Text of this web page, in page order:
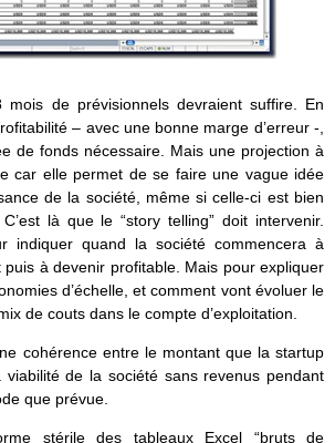
mois de prévisionnels devraient suffire. En
– avec une bonne marge d’erreur -,
de fonds nécessaire. Mais une projection à
car elle permet de se faire une vague idée
de la société, même si celle-ci est bien
là que le “story telling” doit intervenir.
indiquer quand la société commencera à
à devenir profitable. Mais pour expliquer
d’échelle, et comment vont évoluer le
de couts dans le compte d’exploitation.
cohérence entre le montant que la startup
de la société sans revenus pendant
que prévue.
stérile des tableaux Excel “bruts de